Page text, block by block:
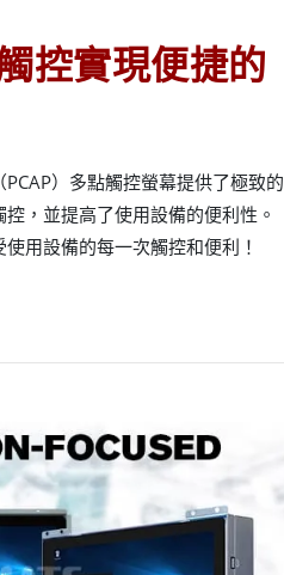
控實現便捷的
）多點觸控螢幕提供了極致的
，並提高了使用設備的便利性。
用設備的每一次觸控和便利！